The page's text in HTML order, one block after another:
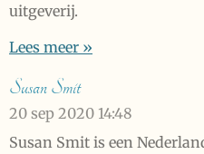
uitgeverij.
Lees meer »
Susan Smit
20 sep 2020 14:48
Susan Smit is een